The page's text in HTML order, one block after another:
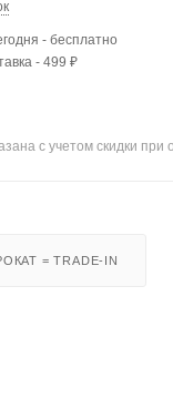
- бесплатно
- 499 ₽
с учетом скидки при
= TRADE-IN